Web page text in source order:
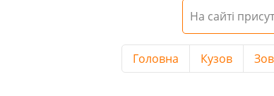
На сайті
Головна Кузов